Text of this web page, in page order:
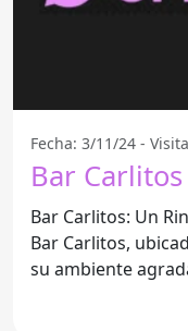
Fecha: 3/11/24 -
Bar
Bar Carlitos: Un
Bar Carlitos,
su ambiente